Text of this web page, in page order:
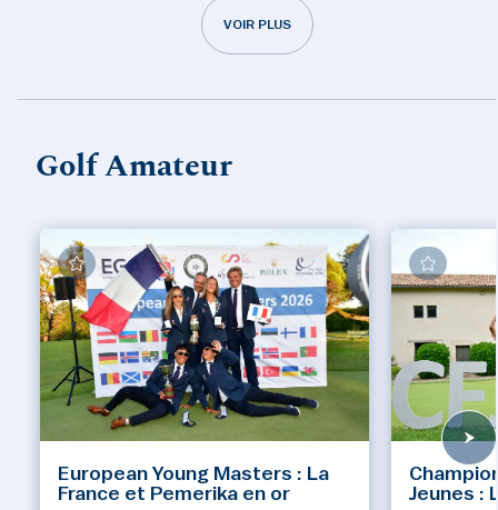
VOIR PLUS
Golf Amateur
European Young Masters : La
France et Pemerika en or
Jeunes :